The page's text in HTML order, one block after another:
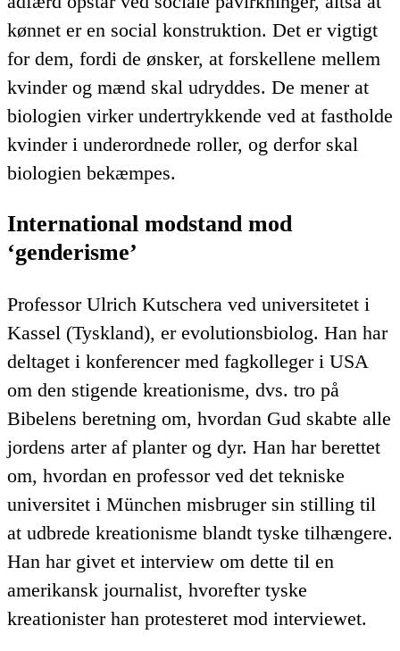
kønnet er en social konstruktion. Det er vigtigt
for dem, fordi de ønsker, at forskellene mellem
kvinder og mænd skal udryddes. De mener at
biologien virker undertrykkende ved at fastholde
kvinder i underordnede roller, og derfor skal
biologien bekæmpes.
International modstand mod
‘genderisme’
Professor Ulrich Kutschera ved universitetet i
Kassel (Tyskland), er evolutionsbiolog. Han har
deltaget i konferencer med fagkolleger i USA
om den stigende kreationisme, dvs. tro på
Bibelens beretning om, hvordan Gud skabte alle
jordens arter af planter og dyr. Han har berettet
om, hvordan en professor ved det tekniske
universitet i München misbruger sin stilling til
at udbrede kreationisme blandt tyske tilhængere.
Han har givet et interview om dette til en
amerikansk journalist, hvorefter tyske
kreationister han protesteret mod interviewet.